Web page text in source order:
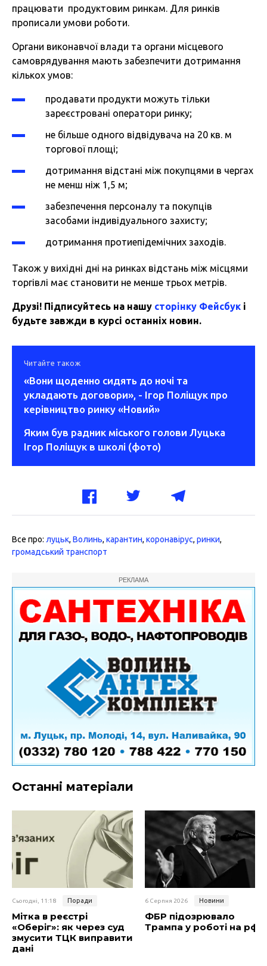
працювати продуктовим ринкам. Для ринків
прописали умови роботи.
Органи виконавчої влади та органи місцевого
самоврядування мають забезпечити дотримання
кількох умов:
продавати продукти можуть тільки
зареєстровані оператори ринку;
не більше одного відвідувача на 20 кв. м
торгової площі;
дотримання відстані між покупцями в чергах
не менш ніж 1,5 м;
забезпечення персоналу та покупців
засобами індивідуального захисту;
дотримання протиепідемічних заходів.
Також у вихідні дні на ринках відстань між місцями
торгівлі має становити не менше трьох метрів.
Друзі! Підписуйтесь на нашу сторінку Фейсбук і
будьте завжди в курсі останніх новин.
Читайте також
«Вони щоденно сидять до ночі та
укладають договори», - Ігор Поліщук про
керівництво ринку «Новий»
Яким був радник міського голови Луцька
Ігор Поліщук в школі (фото)
Все про: луцьк, Волинь, карантин, коронавірус, ринки,
громадський транспорт
РЕКЛАМА
Останні матеріали
Сьогодні, 11:18 Поради
Мітка в реєстрі
«Оберіг»: як через суд
змусити ТЦК виправити
дані
6 Серпня 2026 Новини
ФБР підозрювало
Трампа у роботі на рф